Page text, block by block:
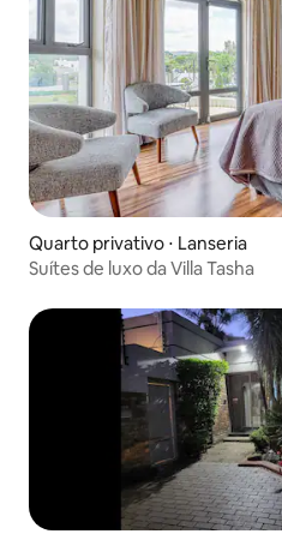
Quarto privativo ⋅ Lanseria
Suítes de luxo da Villa Tasha